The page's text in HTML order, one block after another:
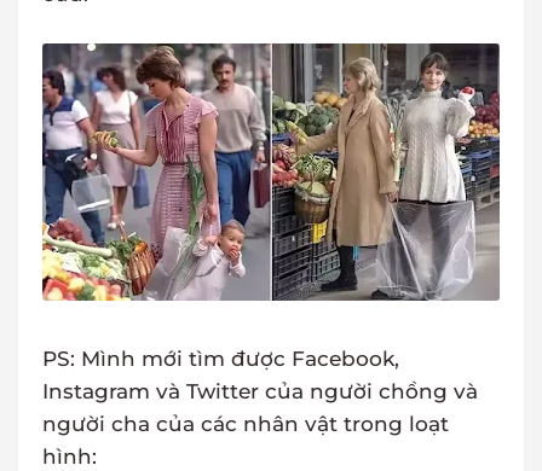
PS: Mình mới tìm được Facebook,
Instagram và Twitter của người chồng và
người cha của các nhân vật trong loạt
hình: